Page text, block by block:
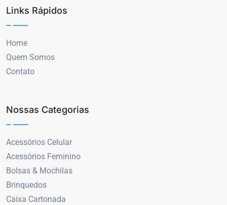
Links Rápidos
Home
Quem Somos
Contato
Nossas Categorias
Acessórios Celular
Acessórios Feminino
Bolsas & Mochilas
Brinquedos
Caixa Cartonada